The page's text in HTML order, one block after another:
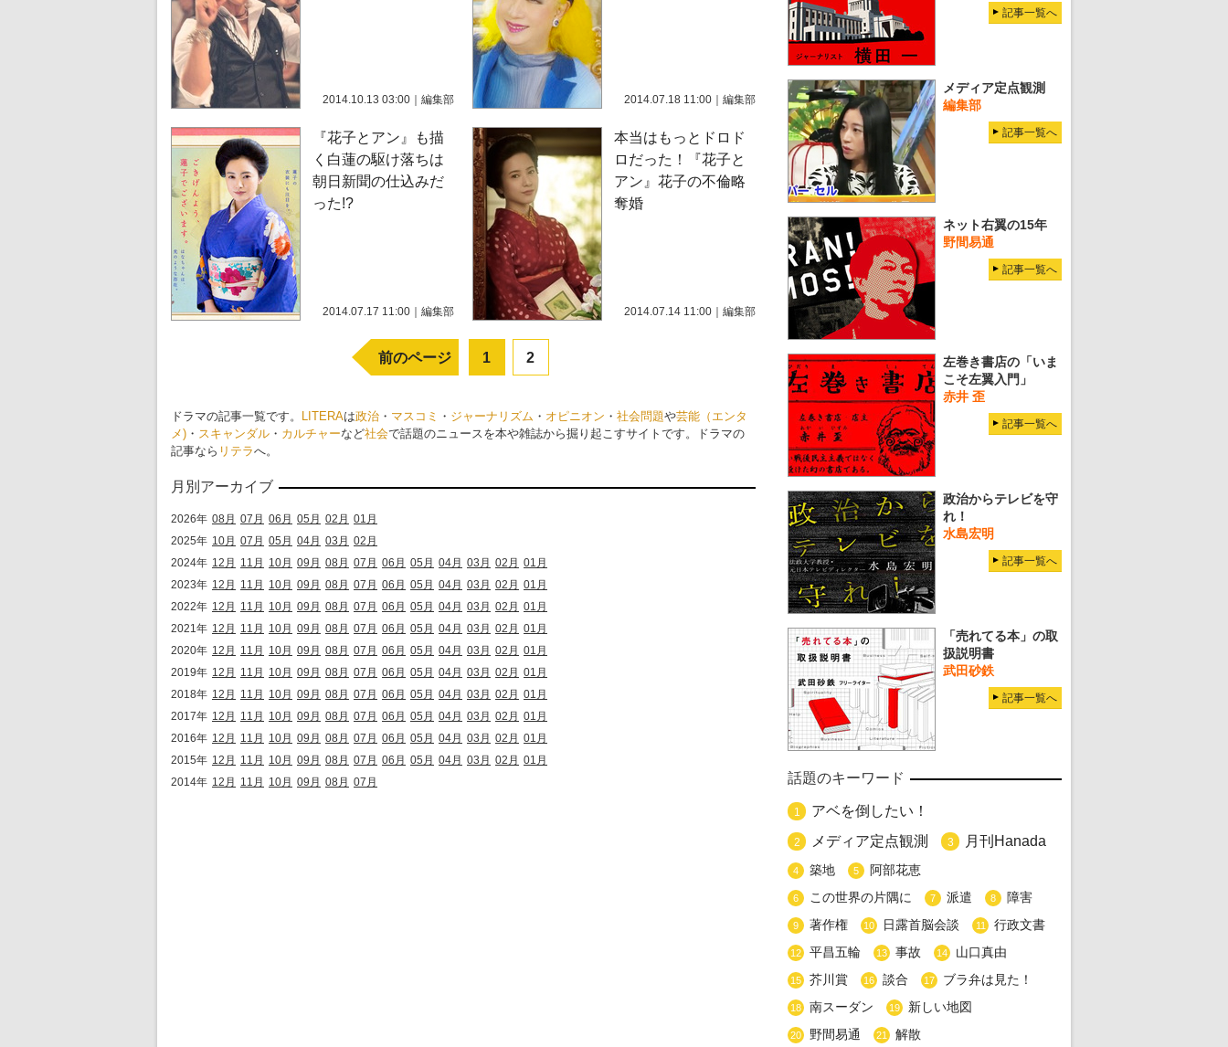
2014.10.13 03:00 編集部 2014.07.18 11:00 編集部
『花子とアン』も描
く白蓮の駆け落ちは
朝日新聞の仕込みだ
った!?
2014.07.17 11:00 編集部
本当はもっとドロド
ロだった！『花子と
アン』花子の不倫略
奪婚
2014.07.14 11:00 編集部
前のページ 1 2
ドラマの記事一覧です。 LITERAは政治 ・ マスコミ ・ ジャーナリズム ・ オピニオン ・ 社会問題や芸能（エンタ
メ) ・ スキャンダル ・ カルチャーなど社会で話題のニュースを本や雑誌から掘り起こすサイトです。ドラマの
記事なら リテラへ。
月別アーカイブ
2026年 08月 07月 06月 05月 02月 01月
2025年 10月 07月 05月 04月 03月 02月
2024年 12月 11月 10月 09月 08月 07月 06月 05月 04月 03月 02月 01月
2023年 12月 11月 10月 09月 08月 07月 06月 05月 04月 03月 02月 01月
2022年 12月 11月 10月 09月 08月 07月 06月 05月 04月 03月 02月 01月
2021年 12月 11月 10月 09月 08月 07月 06月 05月 04月 03月 02月 01月
2020年 12月 11月 10月 09月 08月 07月 06月 05月 04月 03月 02月 01月
2019年 12月 11月 10月 09月 08月 07月 06月 05月 04月 03月 02月 01月
2018年 12月 11月 10月 09月 08月 07月 06月 05月 04月 03月 02月 01月
2017年 12月 11月 10月 09月 08月 07月 06月 05月 04月 03月 02月 01月
2016年 12月 11月 10月 09月 08月 07月 06月 05月 04月 03月 02月 01月
2015年 12月 11月 10月 09月 08月 07月 06月 05月 04月 03月 02月 01月
2014年 12月 11月 10月 09月 08月 07月
記事一覧へ
メディア定点観測
編集部
記事一覧へ
ネット右翼の15年
野間易通
記事一覧へ
左巻き書店の「いま
こそ左翼入門」
赤井 歪
記事一覧へ
政治からテレビを守
れ！
水島宏明
記事一覧へ
「売れてる本」の取
扱説明書
武田砂鉄
記事一覧へ
話題のキーワード
1 アベを倒したい！
2 メディア定点観測 3 月刊Hanada
4 築地 5 阿部花恵
6 この世界の片隅に 7 派遣 8 障害
9 著作権 10 日露首脳会談 11 行政文書
12 平昌五輪 13 事故 14 山口真由
15 芥川賞 16 談合 17 ブラ弁は見た！
18 南スーダン 19 新しい地図
20 野間易通 21 解散